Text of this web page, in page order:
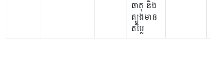
ធាតុ និង
ត្បូងមាន
តម្លៃ